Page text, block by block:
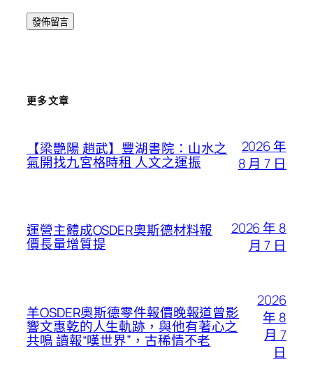
更多文章
【梁艷陽 趙武】豐湖書院：山水之
氣開找九宮格時租 人文之運振
2026 年
8 月 7 日
運營主體成OSDER奧斯德材料報
價長量增質提
2026 年 8
月 7 日
羊OSDER奧斯德零件報價晚報道曾影
響文惠乾的人生軌跡，與他有著心之
共鳴 讀報“嘆世界”，古稀情不老
2026
年 8
月 7
日